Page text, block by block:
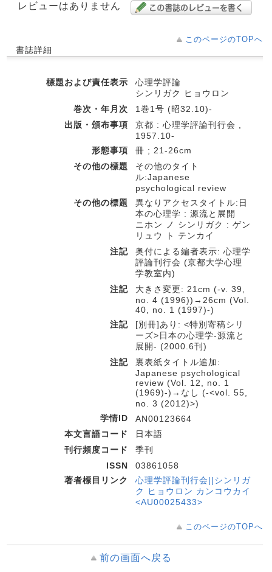
レビューはありません
このページのTOPへ
書誌詳細
標題および責任表示
心理学評論
シンリガク ヒョウロン
巻次・年月次
1巻1号 (昭32.10)-
出版・頒布事項
京都 : 心理学評論刊行会 ,
1957.10-
形態事項
冊 ; 21-26cm
その他の標題
その他のタイト
ル:Japanese
psychological review
その他の標題
異なりアクセスタイトル:日
本の心理学 : 源流と展開
ニホン ノ シンリガク : ゲン
リュウ ト テンカイ
注記
奥付による編者表示: 心理学
評論刊行会 (京都大学心理
学教室内)
注記
大きさ変更: 21cm (-v. 39,
no. 4 (1996))→26cm (Vol.
40, no. 1 (1997)-)
注記
[別冊]あり: <特別寄稿シリ
ーズ>日本の心理学-源流と
展開- (2000.6刊)
注記
裏表紙タイトル追加:
Japanese psychological
review (Vol. 12, no. 1
(1969)-)→なし (-<vol. 55,
no. 3 (2012)>)
学情ID
AN00123664
本文言語コード
日本語
刊行頻度コード
季刊
ISSN
03861058
著者標目リンク
心理学評論刊行会||シンリガ
ク ヒョウロン カンコウカイ
<AU00025433>
このページのTOPへ
前の画面へ戻る